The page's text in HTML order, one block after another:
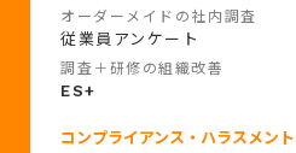
オーダーメイドの社内調査
従業員アンケート
調査＋研修の組織改善
ES+
コンプライアンス・ハラスメント